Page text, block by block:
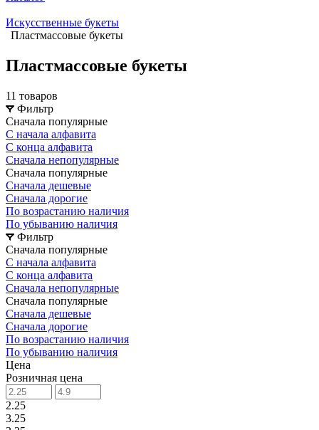
Искусственные букеты
Пластмассовые букеты
Пластмассовые букеты
11 товаров
Фильтр
Сначала популярные
С начала алфавита
С конца алфавита
Сначала непопулярные
Сначала популярные
Сначала дешевые
Сначала дорогие
По возрастанию наличия
По убыванию наличия
Фильтр
Сначала популярные
С начала алфавита
С конца алфавита
Сначала непопулярные
Сначала популярные
Сначала дешевые
Сначала дорогие
По возрастанию наличия
По убыванию наличия
Цена
Розничная цена
2.25
3.25